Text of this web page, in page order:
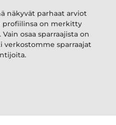
näkyvät parhaat arviot
profiilinsa on merkitty
osaa sparraajista on
verkostomme sparraajat